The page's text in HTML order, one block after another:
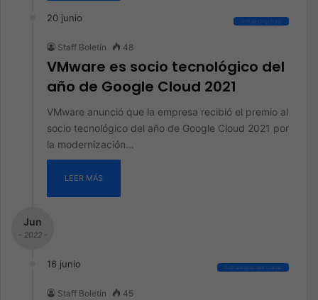
20 junio Infraestructura
Staff Boletín 48
VMware es socio tecnológico del
año de Google Cloud 2021
VMware anunció que la empresa recibió el premio al
socio tecnológico del año de Google Cloud 2021 por
la modernización…
LEER MÁS
Jun
- 2022 -
16 junio Estrategias del Canal
Staff Boletín 45